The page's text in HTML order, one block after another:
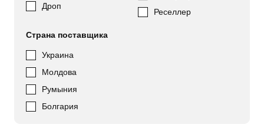
Дроп
Реселлер
Страна поставщика
Украина
Молдова
Румыния
Болгария